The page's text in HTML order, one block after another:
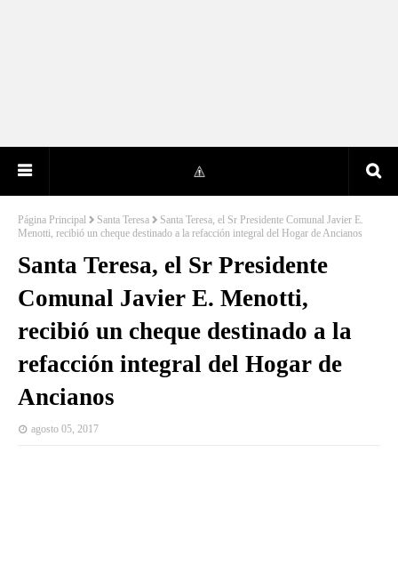
Página Principal Santa Teresa
Santa Teresa, el Sr Presidente Comunal Javier E.
Menotti, recibió un cheque destinado a la refacción integral del Hogar de Ancianos
Santa Teresa, el Sr Presidente
Comunal Javier E. Menotti,
recibió un cheque destinado a la
refacción integral del Hogar de
Ancianos
agosto 05, 2017